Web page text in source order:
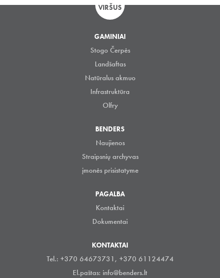
VIRŠUS
GAMINIAI
Stogo Čerpės
Landšaftas
Natūralus akmuo
Infrastruktūra
Olfry
BENDERS
Naujienos
Straipsnių archyvas
įmonės prisistatyme
PAGALBA
Kontaktai
Dokumentai
KONTAKTAI
Tel.: +370 64673731, +370 61124474
El.paštas: info@benders.lt